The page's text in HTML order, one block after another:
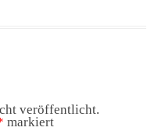
veröffentlicht.
markiert